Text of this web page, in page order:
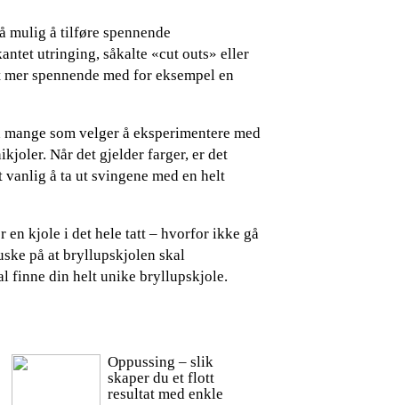
mulig å tilføre spennende
utringing, såkalte «cut outs» eller
spennende med for eksempel en
som velger å eksperimentere med
Når det gjelder farger, er det
å ta ut svingene med en helt
en kjole i det hele tatt – hvorfor ikke gå
på at bryllupskjolen skal
finne din helt unike bryllupskjole.
Oppussing – slik
skaper du et flott
resultat med enkle